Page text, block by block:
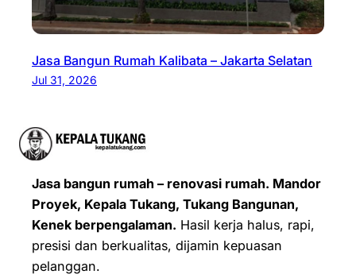
Jasa Bangun Rumah Kalibata – Jakarta Selatan
Jul 31, 2026
Jasa bangun rumah – renovasi rumah. Mandor
Proyek, Kepala Tukang, Tukang Bangunan,
Kenek berpengalaman. Hasil kerja halus, rapi,
presisi dan berkualitas, dijamin kepuasan
pelanggan.